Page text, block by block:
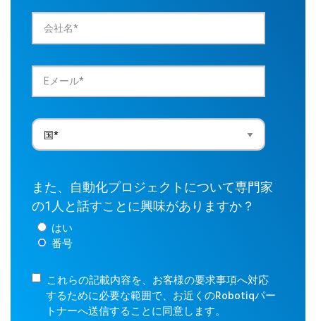
また、自動化プロジェクトについて専門家
の1人と話すことに興味がありますか？
はい
番号
これらの記載内容を、お客様の要求事項へ対応
するために必要な範囲で、お近くのRobotiqパー
トナーへ送信することに同意します。